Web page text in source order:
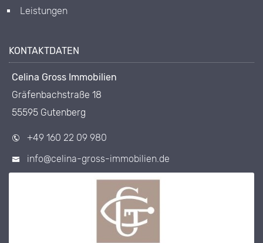
Leistungen
KONTAKTDATEN
Celina Gross Immobilien
Gräfenbachstraße 18
55595 Gutenberg
+49 160 22 09 980
info@celina-gross-immobilien.de